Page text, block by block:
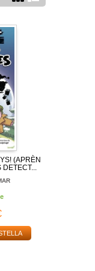
(APRÈN
DETECT...